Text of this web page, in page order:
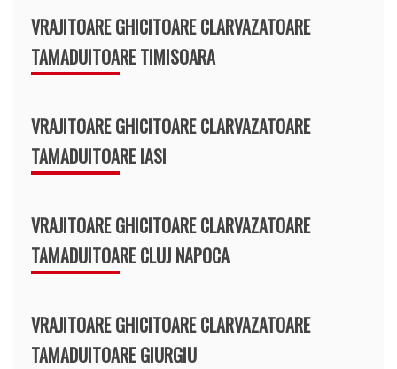
VRAJITOARE GHICITOARE CLARVAZATOARE
TAMADUITOARE TIMISOARA
VRAJITOARE GHICITOARE CLARVAZATOARE
TAMADUITOARE IASI
VRAJITOARE GHICITOARE CLARVAZATOARE
TAMADUITOARE CLUJ NAPOCA
VRAJITOARE GHICITOARE CLARVAZATOARE
TAMADUITOARE GIURGIU